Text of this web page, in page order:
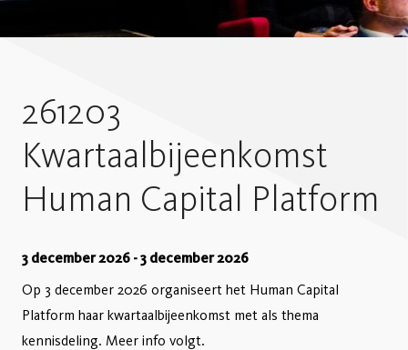
261203
Kwartaalbijeenkomst
Human Capital Platform
3 december 2026 -3 december 2026
Op 3 december 2026 organiseert het Human Capital
Platform haar kwartaalbijeenkomst met als thema
kennisdeling. Meer info volgt.